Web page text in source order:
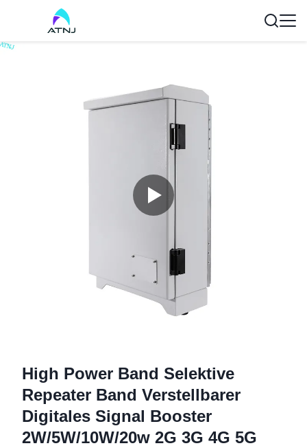
High Power Band Selektive
Repeater Band Verstellbarer
Digitales Signal Booster
2W/5W/10W/20w 2G 3G 4G 5G